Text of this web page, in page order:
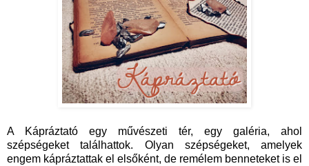
A Kápráztató egy művészeti tér, egy galéria, ahol
szépségeket találhattok. Olyan szépségeket, amelyek
engem kápráztattak el elsőként, de remélem benneteket is el